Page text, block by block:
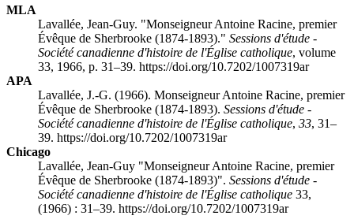
MLA
Lavallée, Jean-Guy. "Monseigneur Antoine Racine, premier
Évêque de Sherbrooke (1874-1893)." Sessions d'étude -
Société canadienne d'histoire de l'Église catholique, volume
33, 1966, p. 31–39. https://doi.org/10.7202/1007319ar
APA
Lavallée, J.-G. (1966). Monseigneur Antoine Racine, premier
Évêque de Sherbrooke (1874-1893). Sessions d'étude -
Société canadienne d'histoire de l'Église catholique, 33, 31–
39. https://doi.org/10.7202/1007319ar
Chicago
Lavallée, Jean-Guy "Monseigneur Antoine Racine, premier
Évêque de Sherbrooke (1874-1893)". Sessions d'étude -
Société canadienne d'histoire de l'Église catholique 33,
(1966) : 31–39. https://doi.org/10.7202/1007319ar